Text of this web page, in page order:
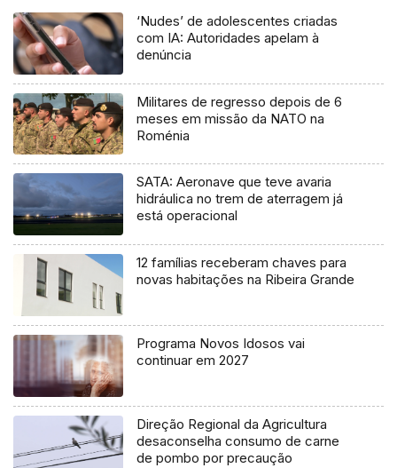
‘Nudes’ de adolescentes criadas
com IA: Autoridades apelam à
denúncia
Militares de regresso depois de 6
meses em missão da NATO na
Roménia
SATA: Aeronave que teve avaria
hidráulica no trem de aterragem já
está operacional
12 famílias receberam chaves para
novas habitações na Ribeira Grande
Programa Novos Idosos vai
continuar em 2027
Direção Regional da Agricultura
desaconselha consumo de carne
de pombo por precaução